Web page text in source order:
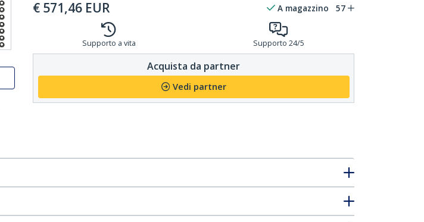
€ 571,46 EUR A magazzino 57
Supporto a vita Supporto 24/5
Acquista da partner
Vedi partner